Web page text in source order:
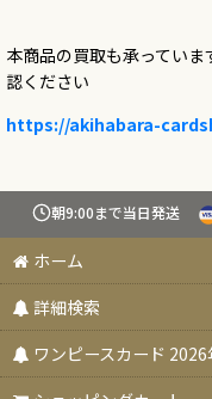
本商品の買取も承ってい
認ください
https://akihabara-
朝9:00まで当日発送
ホーム
詳細検索
ワンピースカード